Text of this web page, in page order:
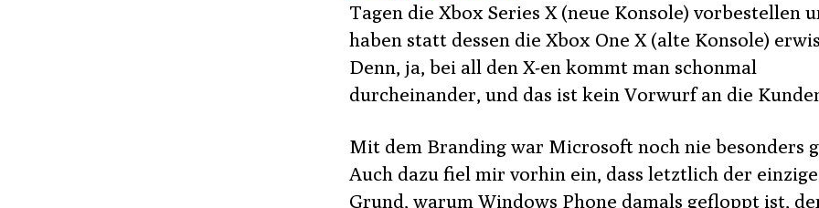
Tagen die Xbox Series X (neue Konsole) vorbestellen
haben statt dessen die Xbox One X (alte Konsole)
Denn, ja, bei all den X-en kommt man schonmal
durcheinander, und das ist kein Vorwurf an die
Mit dem Branding war Microsoft noch nie besonders
Auch dazu fiel mir vorhin ein, dass letztlich der einzige
Grund, warum Windows Phone damals gefloppt ist,